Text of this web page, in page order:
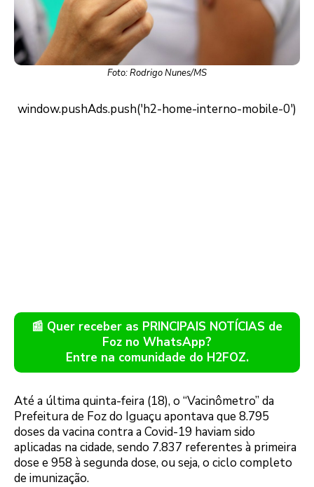
Foto: Rodrigo Nunes/MS
📰 Quer receber as PRINCIPAIS NOTÍCIAS de
Foz no WhatsApp?
Entre na comunidade do H2FOZ.
Até a última quinta-feira (18), o “Vacinômetro” da
Prefeitura de Foz do Iguaçu apontava que 8.795
doses da vacina contra a Covid-19 haviam sido
aplicadas na cidade, sendo 7.837 referentes à primeira
dose e 958 à segunda dose, ou seja, o ciclo completo
de imunização.